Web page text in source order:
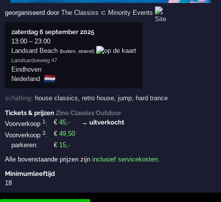
georganiseerd doorThe Classixs ⊂ Minority Events
zaterdag 6 september 2025
13:00 –23:00
Landsard Beach (buiten, strand)
Landsardseweg 47
Eindhoven
Nederland
🇳🇱
schatting: house classics,retro house,jump, hard trance
Tickets & prijzenZino Classixs Outdoor
Voorverkoop1 : €45 ,-
→ uitverkocht
Voorverkoop2: €49 ,50
parkeren:
€ 15 ,-
Alle bovenstaande prijzen zijninclusief servicekosten
Minimumleeftijd
18